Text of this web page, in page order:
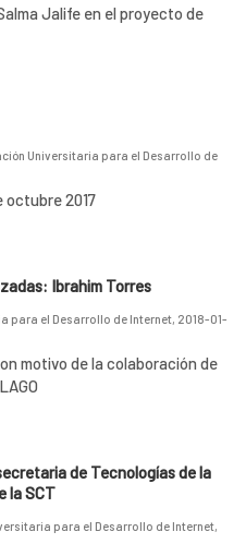
Jalife en el proyecto de
Universitaria para el Desarrollo de
octubre 2017
Ibrahim Torres
para el Desarrollo de Internet, 2018-01-
motivo de la colaboración de
de Tecnologías de la
la SCT
para el Desarrollo de Internet,